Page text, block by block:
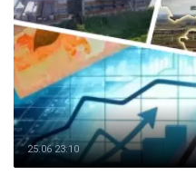
25.06 23:10